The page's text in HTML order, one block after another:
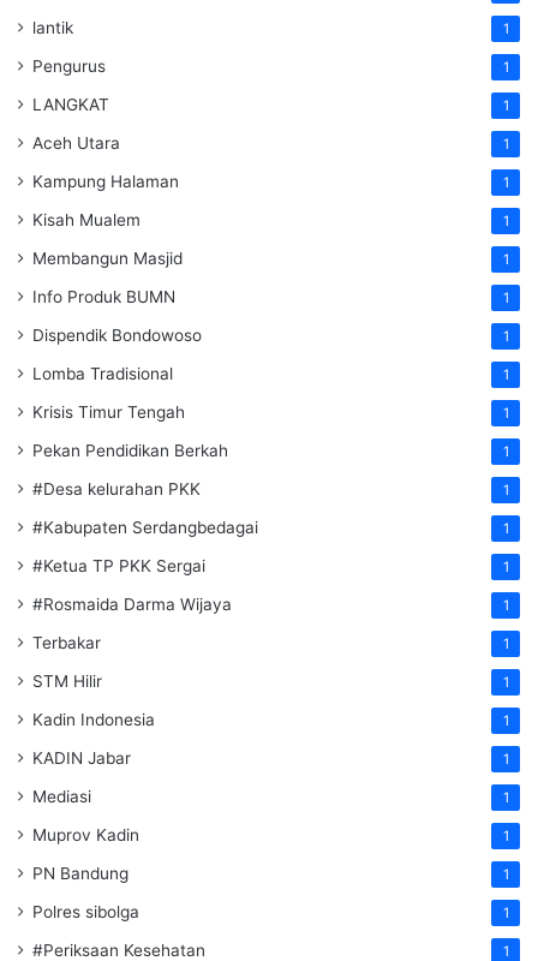
lantik 1
Pengurus 1
LANGKAT 1
Aceh Utara 1
Kampung Halaman 1
Kisah Mualem 1
Membangun Masjid 1
Info Produk BUMN 1
Dispendik Bondowoso 1
Lomba Tradisional 1
Krisis Timur Tengah 1
Pekan Pendidikan Berkah 1
#Desa kelurahan PKK 1
#Kabupaten Serdangbedagai 1
#Ketua TP PKK Sergai 1
#Rosmaida Darma Wijaya 1
Terbakar 1
STM Hilir 1
Kadin Indonesia 1
KADIN Jabar 1
Mediasi 1
Muprov Kadin 1
PN Bandung 1
Polres sibolga 1
#Periksaan Kesehatan 1